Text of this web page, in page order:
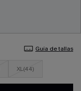
Guía de tallas
XL(44)